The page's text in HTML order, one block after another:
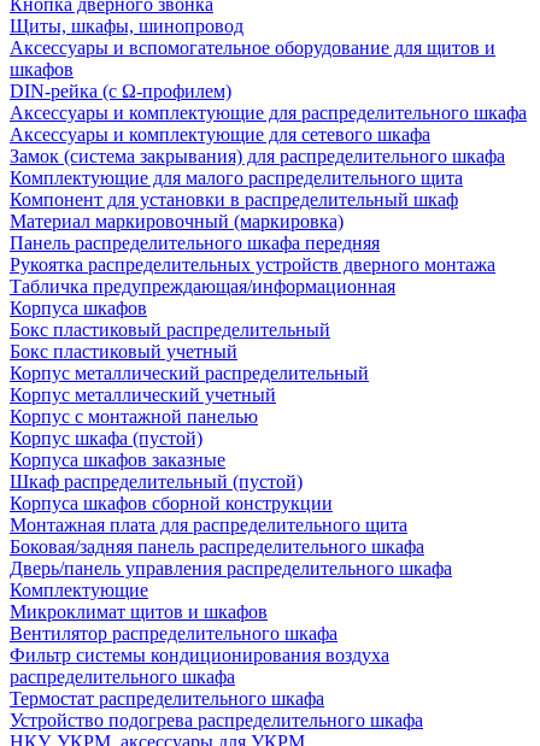
Кнопка дверного звонка
Щиты, шкафы, шинопровод
Аксессуары и вспомогательное оборудование для щитов и
шкафов
DIN-рейка (с Ω-профилем)
Аксессуары и комплектующие для распределительного шкафа
Аксессуары и комплектующие для сетевого шкафа
Замок (система закрывания) для распределительного шкафа
Комплектующие для малого распределительного щита
Компонент для установки в распределительный шкаф
Материал маркировочный (маркировка)
Панель распределительного шкафа передняя
Рукоятка распределительных устройств дверного монтажа
Табличка предупреждающая/информационная
Корпуса шкафов
Бокс пластиковый распределительный
Бокс пластиковый учетный
Корпус металлический распределительный
Корпус металлический учетный
Корпус с монтажной панелью
Корпус шкафа (пустой)
Корпуса шкафов заказные
Шкаф распределительный (пустой)
Корпуса шкафов сборной конструкции
Монтажная плата для распределительного щита
Боковая/задняя панель распределительного шкафа
Дверь/панель управления распределительного шкафа
Комплектующие
Микроклимат щитов и шкафов
Вентилятор распределительного шкафа
Фильтр системы кондиционирования воздуха
распределительного шкафа
Термостат распределительного шкафа
Устройство подогрева распределительного шкафа
НКУ, УКРМ, аксессуары для УКРМ